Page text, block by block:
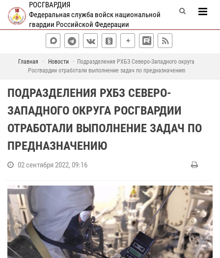
РОСГВАРДИЯ
Федеральная служба войск национальной
гвардии Российской Федерации
Главная Новости
Подразделения РХБЗ Северо-Западного округа
Росгвардии отработали выполнение задач по предназначению
ПОДРАЗДЕЛЕНИЯ РХБЗ СЕВЕРО-
ЗАПАДНОГО ОКРУГА РОСГВАРДИИ
ОТРАБОТАЛИ ВЫПОЛНЕНИЕ ЗАДАЧ ПО
ПРЕДНАЗНАЧЕНИЮ
02 сентября 2022, 09:16